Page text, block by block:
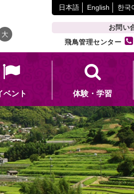
日本語 English 한국
大
お問い
飛鳥管理センター
ベント 体験・学習